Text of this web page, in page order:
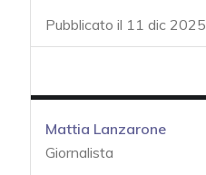
Pubblicato il 11 dic 2025
Mattia Lanzarone
Giornalista